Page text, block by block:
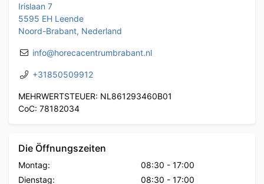
Irislaan 7
5595 EH Leende
Noord-Brabant, Nederland
info@horecacentrumbrabant.nl
+31850509912
MEHRWERTSTEUER: NL861293460B01
CoC: 78182034
Die Öffnungszeiten
Montag: 08:30 - 17:00
Dienstag:
08:30 - 17:00